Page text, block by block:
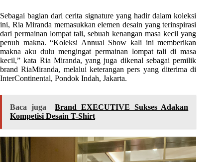
Sebagai bagian dari cerita signature yang hadir dalam koleksi
ini, Ria Miranda memasukkan elemen desain yang terinspirasi
dari permainan lompat tali, sebuah kenangan masa kecil yang
penuh makna. “Koleksi Annual Show kali ini memberikan
makna aku dulu mengingat permainan lompat tali di masa
kecil,” kata Ria Miranda, yang juga dikenal sebagai pemilik
brand RiaMiranda, melalui keterangan pers yang diterima di
InterContinental, Pondok Indah, Jakarta.
Baca juga
Brand EXECUTIVE Sukses Adakan
Kompetisi Desain T-Shirt